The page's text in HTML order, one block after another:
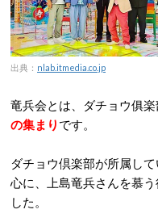
出典： nlab.itmedia.co.jp
竜兵会とは、ダチョウ俱
の集まり です。
ダチョウ倶楽部が所属し
心に、上島竜兵さんを慕
した。